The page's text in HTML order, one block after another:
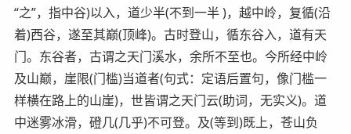
“之”，指中谷)以入，道少半(不到一半 )，越中岭，复循(沿
着)西谷，遂至其巅(顶峰)。古时登山，循东谷入，道有天
门。东谷者，古谓之天门溪水，余所不至也。今所经中岭
及山巅，崖限(门槛)当道者(句式：定语后置句，像门槛一
样横在路上的山崖)，世皆谓之天门云(助词，无实义)。道
中迷雾冰滑，磴几(几乎)不可登。及(等到)既上，苍山负